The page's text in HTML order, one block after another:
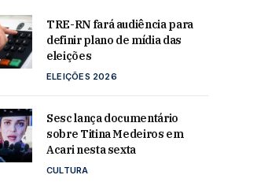
TRE-RN fará audiência para
definir plano de mídia das
eleições
ELEIÇÕES 2026
Sesc lança documentário
sobre Titina Medeiros em
Acari nesta sexta
CULTURA